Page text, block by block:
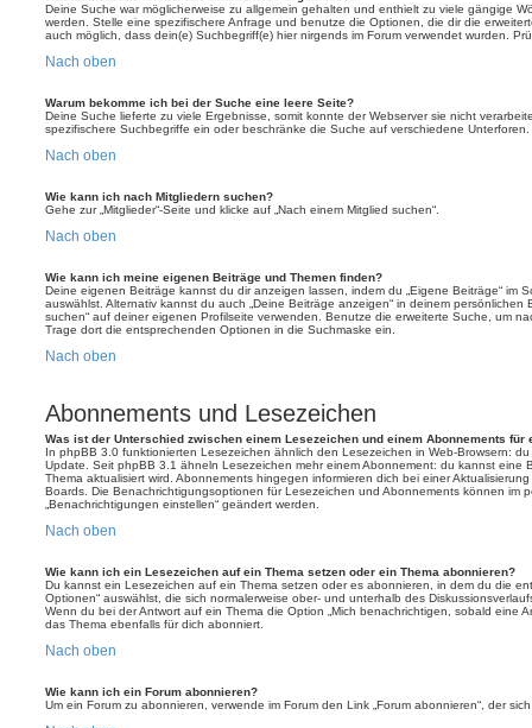
Deine Suche war möglicherweise zu allgemein gehalten und enthielt zu viele gängige
werden. Stelle eine spezifischere Anfrage und benutze die Optionen, die dir die
auch möglich, dass dein(e) Suchbegriff(e) hier nirgends im Forum verwendet wurden.
Nach oben
Warum bekomme ich bei der Suche eine leere Seite?
Deine Suche lieferte zu viele Ergebnisse, somit konnte der Webserver sie nicht
spezifischere Suchbegriffe ein oder beschränke die Suche auf verschiedene Unterforen.
Nach oben
Wie kann ich nach Mitgliedern suchen?
Gehe zur „Mitglieder“-Seite und klicke auf „Nach einem Mitglied suchen“.
Nach oben
Wie kann ich meine eigenen Beiträge und Themen finden?
Deine eigenen Beiträge kannst du dir anzeigen lassen, indem du „Eigene Beiträge“ im
auswählst. Alternativ kannst du auch „Deine Beiträge anzeigen“ in deinem persönlichen
suchen“ auf deiner eigenen Profilseite verwenden. Benutze die erweiterte Suche, um
Trage dort die entsprechenden Optionen in die Suchmaske ein.
Nach oben
Abonnements und Lesezeichen
Was ist der Unterschied zwischen einem Lesezeichen und einem Abonnements für
In phpBB 3.0 funktionierten Lesezeichen ähnlich den Lesezeichen in Web-Browsern:
Update. Seit phpBB 3.1 ähneln Lesezeichen mehr einem Abonnement: du kannst eine
Thema aktualisiert wird. Abonnements hingegen informieren dich bei einer
Boards. Die Benachrichtigungsoptionen für Lesezeichen und Abonnements können im
„Benachrichtigungen einstellen“ geändert werden.
Nach oben
Wie kann ich ein Lesezeichen auf ein Thema setzen oder ein Thema abonnieren?
Du kannst ein Lesezeichen auf ein Thema setzen oder es abonnieren, in dem du die
Optionen“ auswählst, die sich normalerweise ober- und unterhalb des
Wenn du bei der Antwort auf ein Thema die Option „Mich benachrichtigen, sobald eine
das Thema ebenfalls für dich abonniert.
Nach oben
Wie kann ich ein Forum abonnieren?
Um ein Forum zu abonnieren, verwende im Forum den Link „Forum abonnieren“, der